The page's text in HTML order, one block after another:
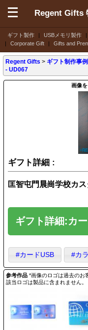
ギフト製作 | USBメモリ製作 |
|
Corporate Gift | Gifts and
Regent Gifts
Regent Gifts > ギフト制作事例
- UD067
画像
ギフト詳細 :
匡智屯門晨崗学校カ
ギフト詳細:カ
#カードUSB #カ
参考作品 *画像のロゴは過去のお
該当ロゴは製品に含まれません。